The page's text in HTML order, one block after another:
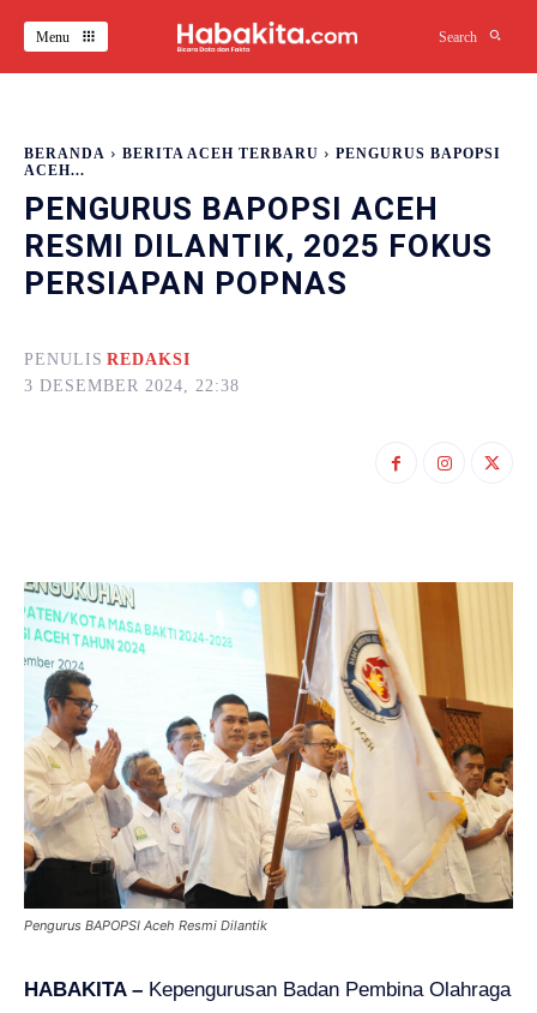
Menu Search
BERANDA BERITA ACEH TERBARU
PENGURUS BAPOPSI
ACEH...
PENGURUS BAPOPSI ACEH
RESMI DILANTIK, 2025 FOKUS
PERSIAPAN POPNAS
PENULIS REDAKSI
3 DESEMBER 2024, 22:38
Pengurus BAPOPSI Aceh Resmi Dilantik
HABAKITA – Kepengurusan Badan Pembina Olahraga